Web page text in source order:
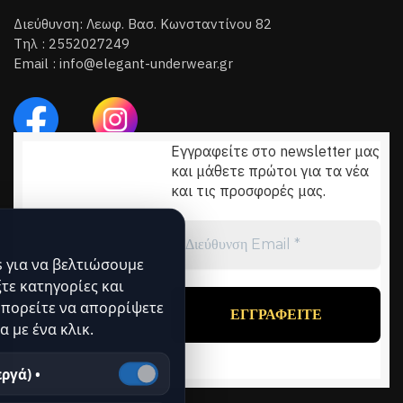
Διεύθυνση: Λεωφ. Βασ. Κωνσταντίνου 82
Τηλ : 2552027249
Email : info@elegant-underwear.gr
Εγγραφείτε στο newsletter μας
και μάθετε πρώτοι για τα νέα
και τις προσφορές μας.
Διεύθυνση
Email
να βελτιώσουμε
κατηγορίες και
να απορρίψετε
με ένα κλικ.
•